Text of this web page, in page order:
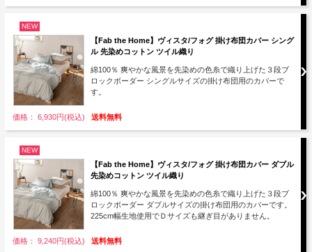
NEW
【Fab the Home】ヴィスタ/フォグ 掛け布団カバー シング
ル 先染めコットン ツイル織り
綿100％ 爽やかな風景を先染めの色糸で織り上げた３段ブ
ロックボーダー シングルサイズの掛け布団用のカバーで
す。
価格： 6,930円(税込) 送料無料
NEW
【Fab the Home】ヴィスタ/フォグ 掛け布団カバー ダブル
先染めコットン ツイル織り
綿100％ 爽やかな風景を先染めの色糸で織り上げた３段ブ
ロックボーダー ダブルサイズの掛け布団用のカバーです。
225cm幅生地使用でＤサイズも継ぎ目がありません。
価格： 9,240円(税込) 送料無料